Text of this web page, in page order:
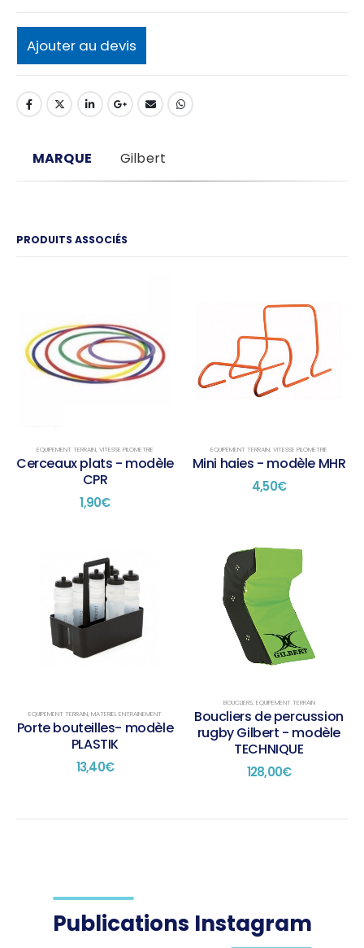
Ajouter au devis
MARQUE Gilbert
PRODUITS ASSOCIÉS
EQUIPEMENT TERRAIN, VITESSE PILOMETRIE
Cerceaux plats - modèle
CPR
1,90€
EQUIPEMENT TERRAIN, VITESSE PILOMETRIE
Mini haies - modèle MHR
4,50€
EQUIPEMENT TERRAIN, MATERIEL ENTRAINEMENT
Porte bouteilles- modèle
PLASTIK
13,40€
BOUCLIERS, EQUIPEMENT TERRAIN
Boucliers de percussion
rugby Gilbert - modèle
TECHNIQUE
128,00€
Publications Instagram